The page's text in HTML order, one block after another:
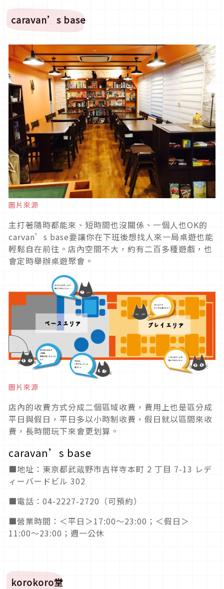
caravan’s base
圖片來源
主打著隨時都能來、短時間也沒關係、一個人也OK的
carvan’s base要讓你在下班後想找人來一局桌遊也能
輕鬆自在前往。店內空間不大，約有二百多種遊戲，也
會定時舉辦桌遊聚會。
圖片來源
店內的收費方式分成二個區域收費，費用上也是區分成
平日與假日，平日多以小時制收費，假日就以區間來收
費，長時間玩下來會更划算。
caravan’s base
■地址：東京都武蔵野市吉祥寺本町 2 丁目 7-13 レデ
ィーバードビル 302
■電話：04-2227-2720（可預約）
■營業時間：＜平日＞17:00〜23:00；＜假日＞
11:00〜23:00；週一公休
korokoro堂